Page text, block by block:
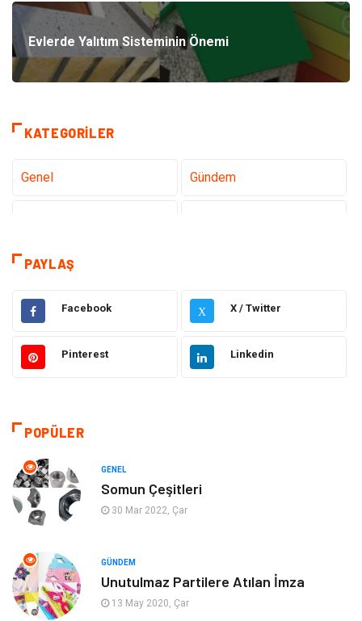
Evlerde Yalıtım Sisteminin Önemi
KATEGORILER
Genel Gündem
Tanıtıcı Reklam
Elektrik Elektronik Makine
Otomotiv Ulaşım ve Taşımacılık
Giyim
Eğitim & Kariyer
Alışveriş
Organizasyon Mobilya
PAYLAŞ
Facebook X X / Twitter
Pinterest Linkedin
POPÜLER
GENEL
Somun Çeşitleri
30 Mar 2022, Çar
GÜNDEM
Unutulmaz Partilere Atılan İmza
13 May 2020, Çar